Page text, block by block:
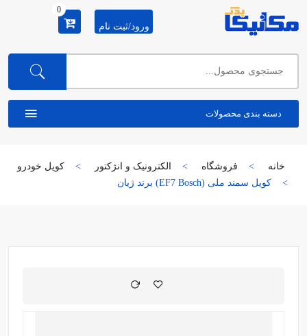
ورود/ثبت نام
0
دسته بندی محصولات
خانه فروشگاه الکترونیک و انژکتور
کویل خودرو
کویل سمند ملی (EF7 Bosch) برند ژیان